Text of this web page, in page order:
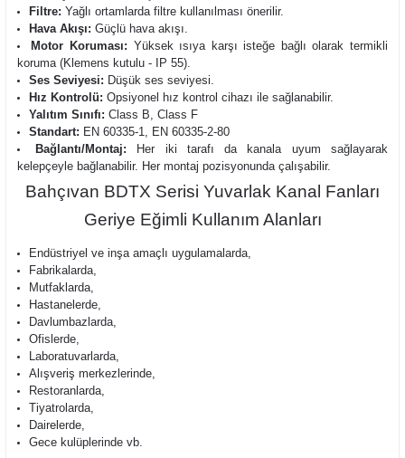
Filtre: Yağlı ortamlarda filtre kullanılması önerilir.
Hava Akışı: Güçlü hava akışı.
Motor Koruması: Yüksek ısıya karşı isteğe bağlı olarak termikli
koruma (Klemens kutulu - IP 55).
Ses Seviyesi: Düşük ses seviyesi.
Hız Kontrolü: Opsiyonel hız kontrol cihazı ile sağlanabilir.
Yalıtım Sınıfı: Class B, Class F
Standart: EN 60335-1, EN 60335-2-80
Bağlantı/Montaj: Her iki tarafı da kanala uyum sağlayarak
kelepçeyle bağlanabilir. Her montaj pozisyonunda çalışabilir.
Bahçıvan BDTX Serisi Yuvarlak Kanal Fanları
Geriye Eğimli Kullanım Alanları
Endüstriyel ve inşa amaçlı uygulamalarda,
Fabrikalarda,
Mutfaklarda,
Hastanelerde,
Davlumbazlarda,
Ofislerde,
Laboratuvarlarda,
Alışveriş merkezlerinde,
Restoranlarda,
Tiyatrolarda,
Dairelerde,
Gece kulüplerinde vb.